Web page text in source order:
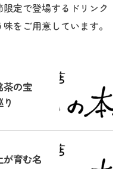
定で登場するドリンク
をご用意しています。
茶の宝
が育む名